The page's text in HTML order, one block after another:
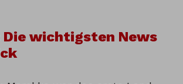
Die wichtigsten News